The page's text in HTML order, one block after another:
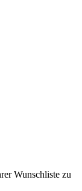
Wunschliste zu